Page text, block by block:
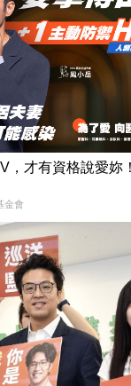
，才有資格說愛妳！
金會